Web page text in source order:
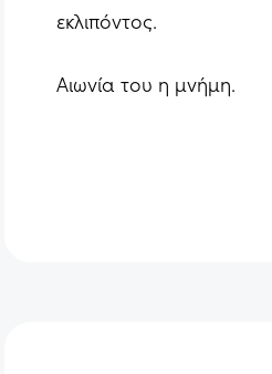
εκλιπόντος.
Αιωνία του η μνήμη.